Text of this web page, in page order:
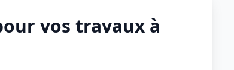
vos travaux à